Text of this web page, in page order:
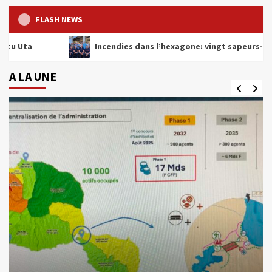
FLASH NEWS
Incendies dans l’hexagone: vingt sapeurs-pompiers
A LA UNE